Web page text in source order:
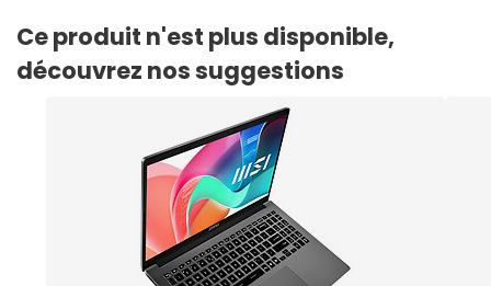
Ce produit n'est plus disponible,
découvrez nos suggestions